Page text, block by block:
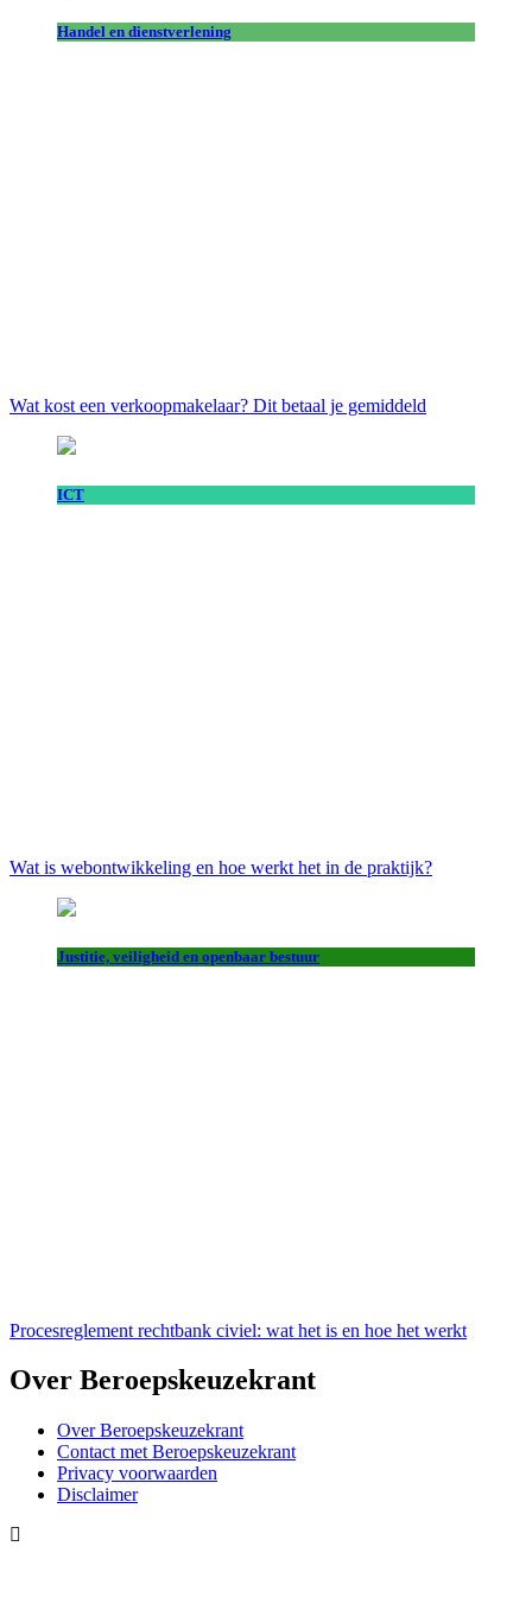
Handel en dienstverlening
Wat kost een verkoopmakelaar? Dit betaal je gemiddeld
ICT
Wat is webontwikkeling en hoe werkt het in de praktijk?
Justitie, veiligheid en openbaar bestuur
Procesreglement rechtbank civiel: wat het is en hoe het werkt
Over Beroepskeuzekrant
Over Beroepskeuzekrant
Contact met Beroepskeuzekrant
Privacy voorwaarden
Disclaimer